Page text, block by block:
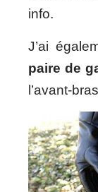
info.
J’ai
paire de
l’avant-